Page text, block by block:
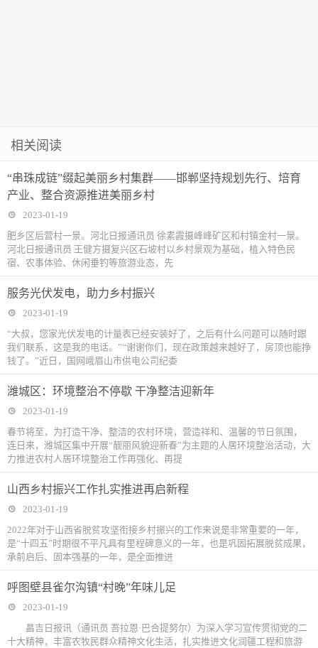
相关阅读
“串珠成链”缀起美丽乡村集群——邯郸坚持规划先行、培育
产业、整合资源推进美丽乡村
2023-01-19
肥乡区后营村一景。河北日报通讯员 徐素霞摄峰峰矿区和村镇金村一景。
河北日报通讯员 王健方摄复兴区石坡村以乡村景观为基础，植入特色民
宿、农事体验、休闲垂钓等旅游业态，先
服务光伏发电，助力乡村振兴
2023-01-19
“大叔，您家光伏发电的计量表已经安装好了，之后有什么问题可以随时跟
我们联系，这是我的电话。”“谢谢你们，现在政策越来越好了，房顶也能挣
钱了。”近日，国网峨眉山市供电公司纪委
潍城区：环境整治不停歇 干净整洁迎新年
2023-01-19
春节将至，为打造干净、整洁的农村环境，营造祥和、温馨的节日氛围，
连日来，潍城区集中开展“靓丽风貌迎新春”为主题的人居环境整治活动，大
力推进农村人居环境整治工作再强化、再提
山西乡村振兴工作扎实推进再启新程
2023-01-19
2022年对于山西省脱贫攻坚衔接乡村振兴的工作来说是非常重要的一年，
是“十四五”时期很不平凡具有里程碑意义的一年，也是巩固拓展脱贫成果，
承前启后、固本强基的一年，是全面推进
呼图壁县雀尔沟镇“村晚”年味儿足
2023-01-19
昌吉日报讯（通讯员 吾拉恩·巴合提努尔）为深入学习宣传贯彻党的二
十大精神，丰富农牧民群众精神文化生活，扎实推进文化润疆工程和旅游